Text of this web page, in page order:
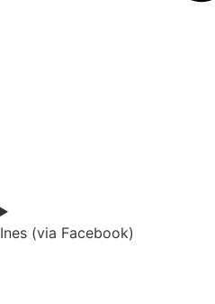
Ines (via Facebook)